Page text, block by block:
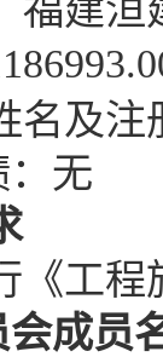
福建洹
名及注
：无
《工
成员